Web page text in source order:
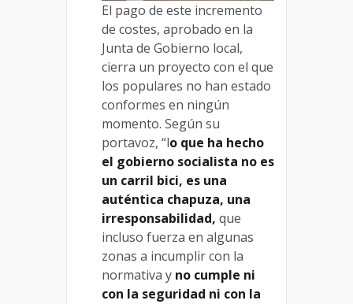
El pago de este incremento
de costes, aprobado en la
Junta de Gobierno local,
cierra un proyecto con el que
los populares no han estado
conformes en ningún
momento. Según su
portavoz, “lo que ha hecho
el gobierno socialista no es
un carril bici, es una
auténtica chapuza, una
irresponsabilidad, que
incluso fuerza en algunas
zonas a incumplir con la
normativa y no cumple ni
con la seguridad ni con la